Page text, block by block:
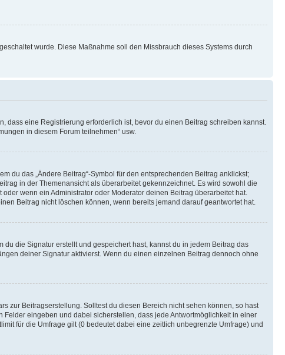
wurde. Diese Maßnahme soll den Missbrauch dieses Systems durch
dass eine Registrierung erforderlich ist, bevor du einen Beitrag schreiben kannst.
in diesem Forum teilnehmen“ usw.
du das „Ändere Beitrag“-Symbol für den entsprechenden Beitrag anklickst;
in der Themenansicht als überarbeitet gekennzeichnet. Es wird sowohl die
wenn ein Administrator oder Moderator deinen Beitrag überarbeitet hat.
Beitrag nicht löschen können, wenn bereits jemand darauf geantwortet hat.
die Signatur erstellt und gespeichert hast, kannst du in jedem Beitrag das
deiner Signatur aktivierst. Wenn du einen einzelnen Beitrag dennoch ohne
zur Beitragserstellung. Solltest du diesen Bereich nicht sehen können, so hast
eingeben und dabei sicherstellen, dass jede Antwortmöglichkeit in einer
für die Umfrage gilt (0 bedeutet dabei eine zeitlich unbegrenzte Umfrage) und